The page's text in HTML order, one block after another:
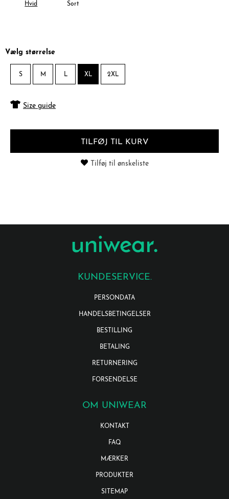
Hvid Sort
Vælg størrelse
S M L XL 2XL
Size guide
TILFØJ TIL KURV
Tilføj til ønskeliste
KUNDESERVICE.
PERSONDATA
HANDELSBETINGELSER
BESTILLING
BETALING
RETURNERING
FORSENDELSE
OM UNIWEAR
KONTAKT
FAQ
MÆRKER
PRODUKTER
SITEMAP